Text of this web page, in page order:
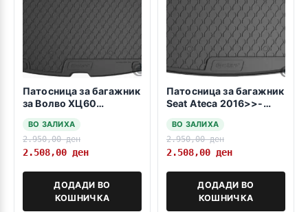
Патосница за багажник
за Волво ХЦ60
ВО ЗАЛИХА
2.950,00ден
2.508,00 ден
ДОДАДИ ВО
КОШНИЧКА
Патосница за багажник
Seat Ateca 2016>>-
ВО ЗАЛИХА
2.950,00ден
2.508,00 ден
ДОДАДИ ВО
КОШНИЧКА